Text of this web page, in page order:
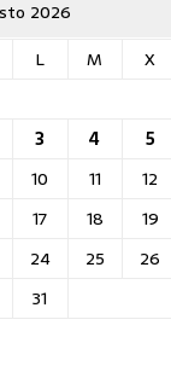
2026
L
M X
3
4 5
10
11 12
17
18 19
24
25 26
31